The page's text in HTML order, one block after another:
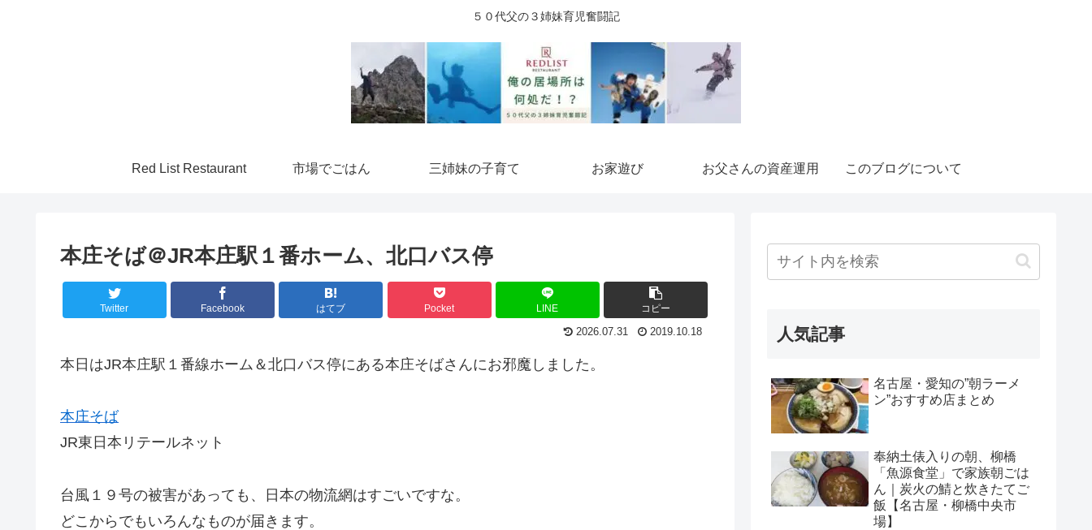
５０代父の３姉妹育児奮闘記
Red List Restaurant 市場でごはん 三姉妹の子育て お家遊び お父さんの資産運用 このブログについて
本庄そば＠JR本庄駅１番ホーム、北口バス停
Twitter Facebook はてブ Pocket LINE コピー
2026.07.31 2019.10.18
本日はJR本庄駅１番線ホーム＆北口バス停にある本庄そばさんにお邪魔しました。
本庄そば
JR東日本リテールネット
台風１９号の被害があっても、日本の物流網はすごいですな。
どこからでもいろんなものが届きます。
人気記事
名古屋・愛知の”朝ラーメ
ン”おすすめ店まとめ
奉納土俵入りの朝、柳橋
「魚源食堂」で家族朝ごは
ん｜炭火の鯖と炊きたてご
飯【名古屋・柳橋中央市
場】